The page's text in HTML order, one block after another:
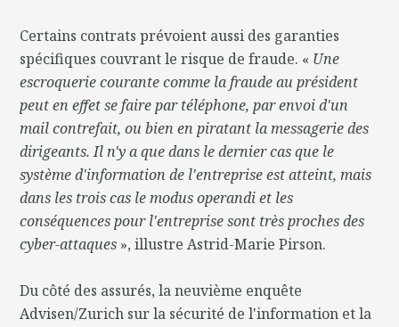
Certains contrats prévoient aussi des garanties
spécifiques couvrant le risque de fraude. « Une
escroquerie courante comme la fraude au président
peut en effet se faire par téléphone, par envoi d'un
mail contrefait, ou bien en piratant la messagerie des
dirigeants. Il n'y a que dans le dernier cas que le
système d'information de l'entreprise est atteint, mais
dans les trois cas le modus operandi et les
conséquences pour l'entreprise sont très proches des
cyber-attaques », illustre Astrid-Marie Pirson.
Du côté des assurés, la neuvième enquête
Advisen/Zurich sur la sécurité de l'information et la